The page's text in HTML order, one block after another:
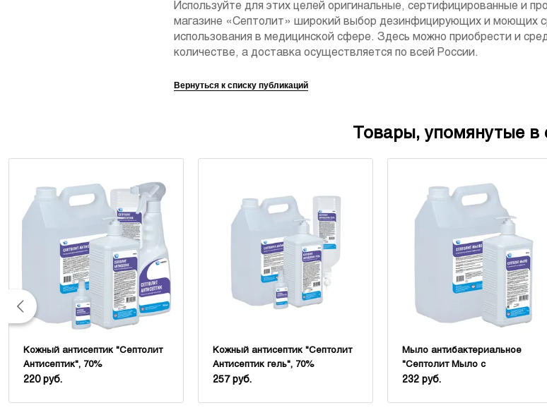
Используйте для этих целей оригинальные, сертифицированные и
магазине «Септолит» широкий выбор дезинфицирующих и моющих
использования в медицинской сфере. Здесь можно приобрести и
количестве, а доставка осуществляется по всей России.
Вернуться к списку публикаций
Товары, упомянутые в
Кожный антисептик "Септолит
Антисептик", 70%
220 руб.
Кожный антисептик "Септолит
Антисептик гель", 70%
257 руб.
Мыло антибактериальное
"Септолит Мыло с
антимикробным эффектом"
232 руб.